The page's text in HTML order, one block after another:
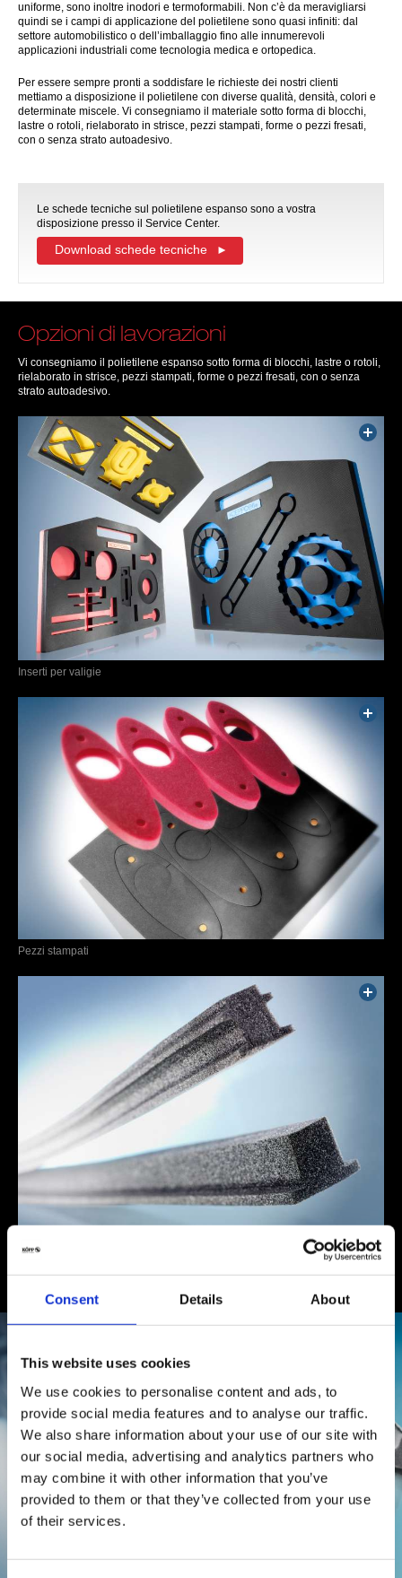
Consent Details About
This website uses cookies
We use cookies to personalise content and ads, to
provide social media features and to analyse our traffic.
We also share information about your use of our site with
our social media, advertising and analytics partners who
may combine it with other information that you’ve
provided to them or that they’ve collected from your use
of their services.
uniforme, sono inoltre inodori e termoformabili. Non c’è da meravigliarsi
quindi se i campi di applicazione del polietilene sono quasi infiniti: dal
settore automobilistico o dell’imballaggio fino alle innumerevoli
applicazioni industriali come tecnologia medica e ortopedica.
Per essere sempre pronti a soddisfare le richieste dei nostri clienti
mettiamo a disposizione il polietilene con diverse qualità, densità, colori e
determinate miscele. Vi consegniamo il materiale sotto forma di blocchi,
lastre o rotoli, rielaborato in strisce, pezzi stampati, forme o pezzi fresati,
con o senza strato autoadesivo.
Le schede tecniche sul polietilene espanso sono a vostra
disposizione presso il Service Center.
Download schede tecniche
Opzioni di lavorazioni
Vi consegniamo il polietilene espanso sotto forma di blocchi, lastre o rotoli,
rielaborato in strisce, pezzi stampati, forme o pezzi fresati, con o senza
strato autoadesivo.
Inserti per valigie
Pezzi stampati
Caratteristiche tecniche
consistenze variabili (fino a 400 kg/m³)
ridotta conducibilità termica (ca. 0,04 W/mK)
elevata resistenza chimica
nebulizzazione bassa e antiallergico
elevata resistenza all’usura
con possibilità di consegna a colori